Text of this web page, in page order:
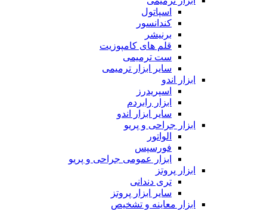
اسپاتول
کندانسور
برنیشر
قلم های کامپوزیت
ست ترمیمی
سایر ابزار ترمیمی
ابزار اندو
اسپریدرز
ابزار رابردم
سایر ابزار اندو
ابزار جراحی و پریو
الواتور
فورسپس
ابزار عمومی جراحی و پریو
ابزار پروتز
تری دندانی
سایر ابزار پروتز
ابزار معاینه و تشخیص